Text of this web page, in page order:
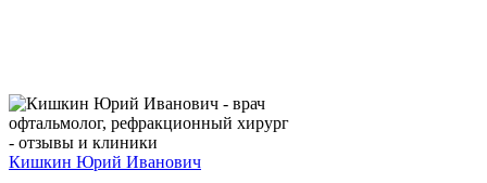
Кишкин Юрий Иванович